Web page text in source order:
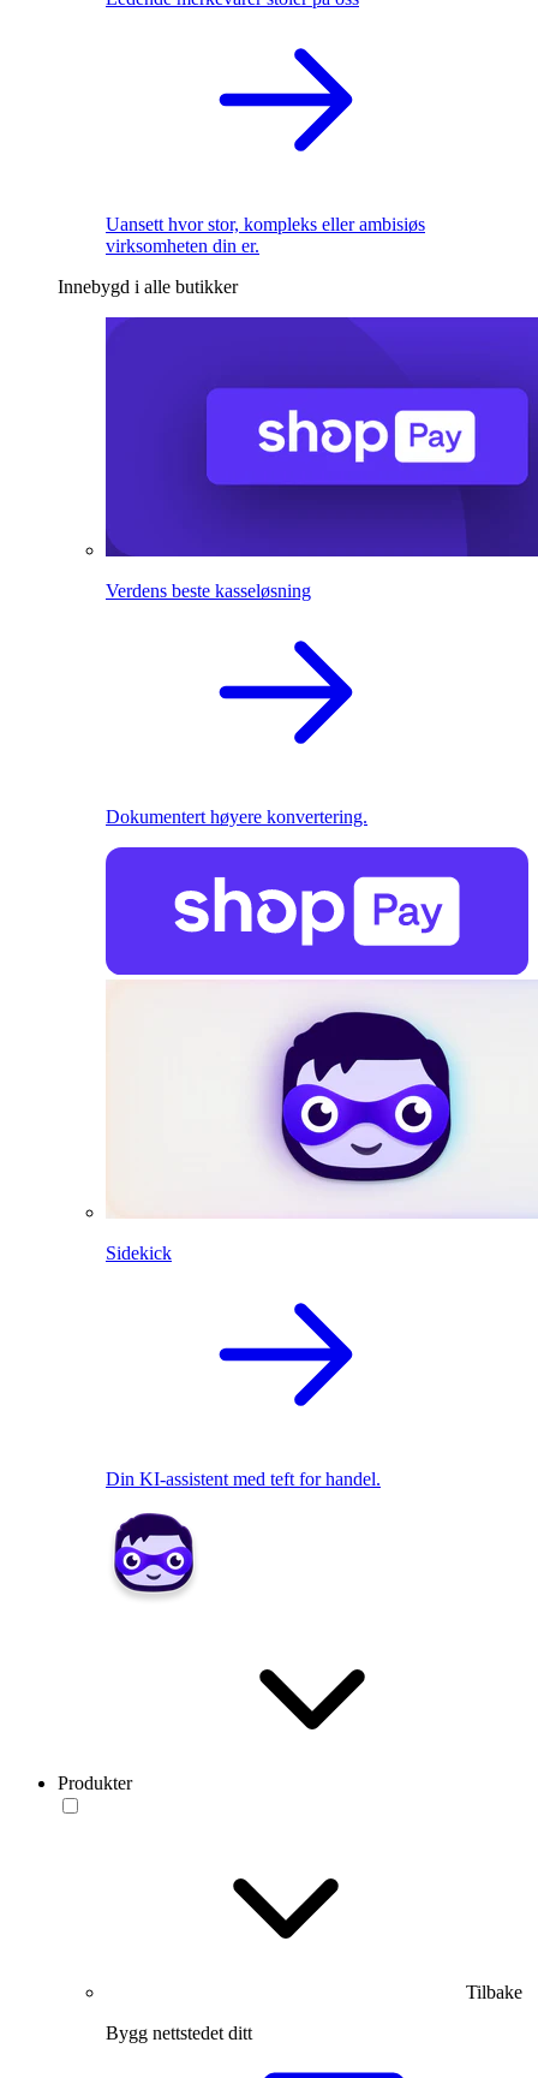
Uansett hvor stor, kompleks eller ambisiøs
virksomheten din er.
Innebygd i alle butikker
Verdens beste kasseløsning
Dokumentert høyere konvertering.
Sidekick
Din KI-assistent med teft for handel.
Produkter
Tilbake
Bygg nettstedet ditt